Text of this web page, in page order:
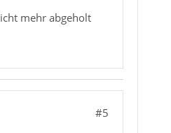
mehr abgeholt
#5